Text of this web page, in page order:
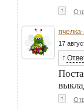
↑
17
↑
↑